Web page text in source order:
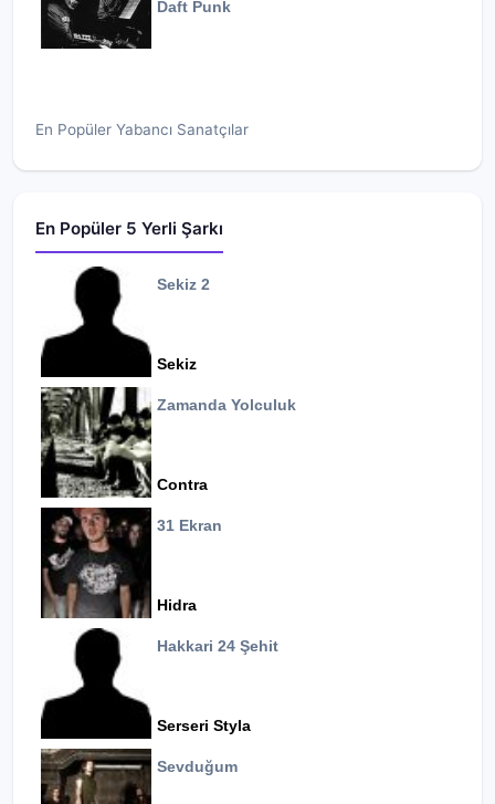
Daft Punk
En Popüler Yabancı Sanatçılar
En Popüler 5 Yerli Şarkı
Sekiz 2
Sekiz
Zamanda Yolculuk
Contra
31 Ekran
Hidra
Hakkari 24 Şehit
Serseri Styla
Sevduğum